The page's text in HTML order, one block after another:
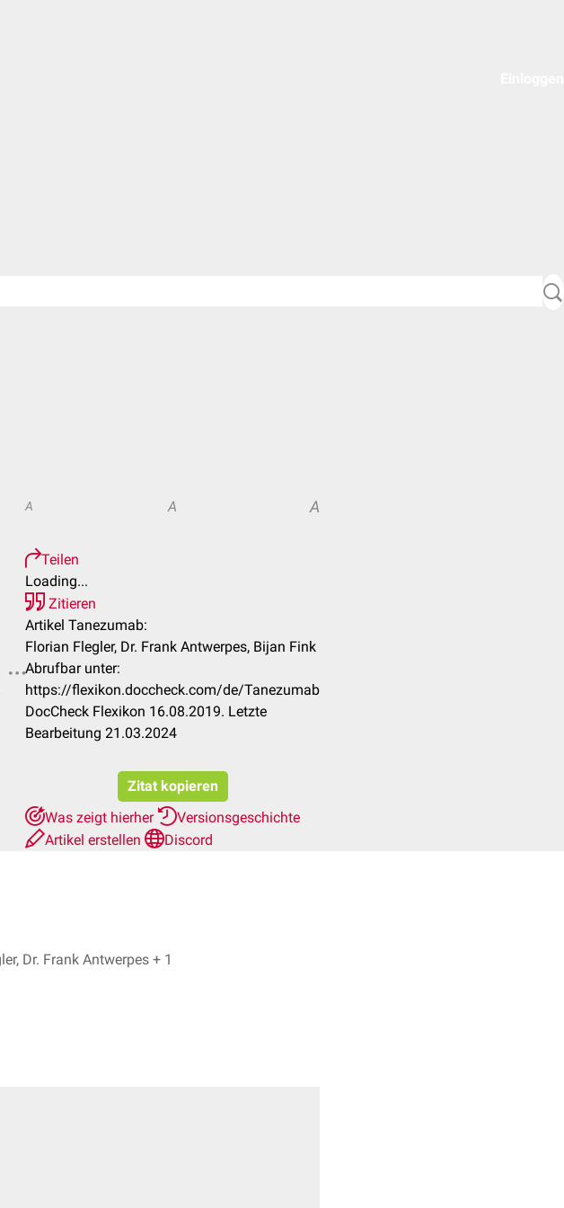
A A A
Teilen
Loading...
Zitieren
Artikel Tanezumab:
Florian Flegler, Dr. Frank Antwerpes, Bijan Fink
Abrufbar unter:
https://flexikon.doccheck.com/de/Tanezumab
DocCheck Flexikon 16.08.2019. Letzte
Bearbeitung 21.03.2024
Zitat kopieren
Was zeigt hierher
Versionsgeschichte
Artikel erstellen
Discord
Florian Flegler, Dr. Frank Antwerpes + 1